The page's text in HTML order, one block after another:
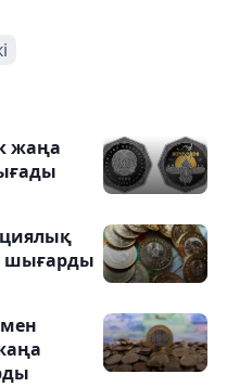
жаңа
шығарды